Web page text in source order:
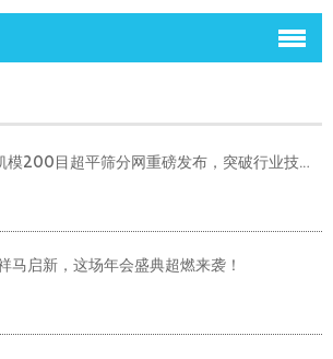
高端筛网再升级！英凯模200目超平筛分网重磅发布，突破行业技术瓶颈
马启新，这场年会盛典超燃来袭！